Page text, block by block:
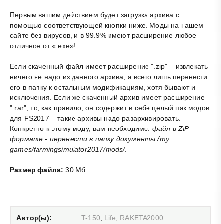
Первым вашим действием будет загрузка архива с
помощью соответствующей кнопки ниже. Моды на нашем
сайте без вирусов, и в 99.9% имеют расширение любое
отличное от «.exe»!
Если скаченный файл имеет расширение ".zip" – извлекать
ничего не надо из данного архива, а всего лишь перенести
его в папку к остальным модификациям, хотя бывают и
исключения. Если же скаченный архив имеет расширение
".rar", то, как правило, он содержит в себе целый пак модов
для FS2017 – такие архивы надо разархивировать.
Конкретно к этому моду, вам необходимо: файл в ZIP
формате - перенести в папку документы /my
games/farmingsimulator2017/mods/.
Размер файла: 30 Мб
Автор(ы): T-150 Life
RAKETA2000